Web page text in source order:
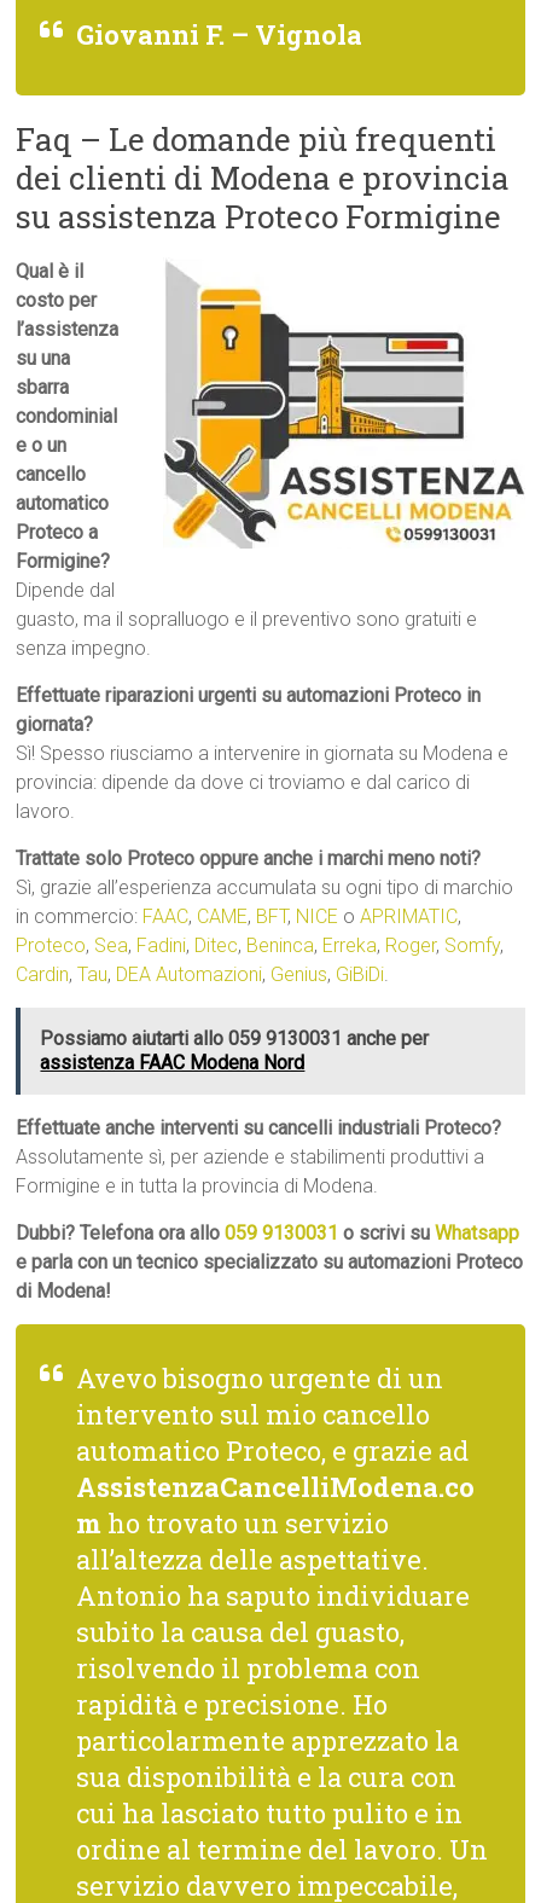
Giovanni F. – Vignola
Faq – Le domande più frequenti
dei clienti di Modena e provincia
su assistenza Proteco Formigine
Qual è il
costo per
l’assistenza
su una
sbarra
condominial
e o un
cancello
automatico
Proteco a
Formigine?
Dipende dal
guasto, ma il sopralluogo e il preventivo sono gratuiti e
senza impegno.
Effettuate riparazioni urgenti su automazioni Proteco in
giornata?
Sì! Spesso riusciamo a intervenire in giornata su Modena e
provincia: dipende da dove ci troviamo e dal carico di
lavoro.
Trattate solo Proteco oppure anche i marchi meno noti?
Sì, grazie all’esperienza accumulata su ogni tipo di marchio
in commercio: FAAC, CAME, BFT, NICE oAPRIMATIC,
Proteco, Sea, Fadini, Ditec, Beninca, Erreka, Roger, Somfy,
Cardin,Tau, DEA Automazioni, Genius, GiBiDi.
Possiamo aiutarti allo 059 9130031 anche per
assistenza FAAC Modena Nord
Effettuate anche interventi su cancelli industriali Proteco?
Assolutamente sì, per aziende e stabilimenti produttivi a
Formigine e in tutta la provincia di Modena.
Dubbi? Telefona ora allo059 9130031 o scrivi suWhatsapp
e parla con un tecnico specializzato su automazioni Proteco
di Modena!
Avevo bisogno urgente di un
intervento sul mio cancello
automatico Proteco, e grazie ad
AssistenzaCancelliModena.co
m ho trovato un servizio
all’altezza delle aspettative.
Antonio ha saputo individuare
subito la causa del guasto,
risolvendo il problema con
rapidità e precisione. Ho
particolarmente apprezzato la
sua disponibilità e la cura con
cui ha lasciato tutto pulito e in
ordine al termine del lavoro. Un
servizio davvero impeccabile,